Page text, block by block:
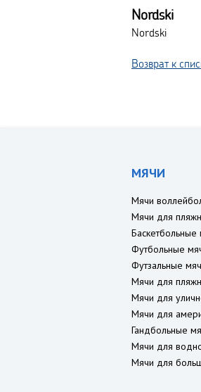
Nordski
Nordski
Возврат к
МЯЧИ
Мячи
Мячи для
Баскетбольные
Футбольные
Футзальные
Мячи для
Мячи для
Мячи для
Гандбольные
Мячи для
Мячи для